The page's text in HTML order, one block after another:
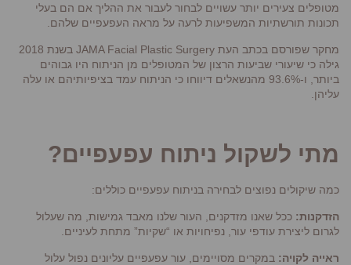
מטופלים צעירים יותר עשויים לבחור לעבור את ההליך אם הם בעלי
תכונות תורשתיות המשפיעות לרעה על מראה העפעפיים שלהם.
מחקר שפורסם בכתב העת JAMA Facial Plastic Surgery בשנת 2018
גילה כי שיעורי שביעות הרצון של המטופלים מן הניתוח היו גבוהים
ביותר, ו-93.6% מהנשאלים דיווחו כי הניתוח עמד בציפיותיהם או עלה
עליהן.
מתי לשקול ניתוח עפעפיים?
כמה שיקולים נפוצים לבחירה בניתוח עפעפיים כוללים:
הזדקנות: ככל שאנו מזדקנים, העור שלנו מאבד גמישות, מה שעלול
לגרום ליצירת עודפי עור, נפיחויות או “שקיות” מתחת לעיניים.
ראייה לקויה: במקרים מסויימים, עור עפעפיים עליונים נפול עלול